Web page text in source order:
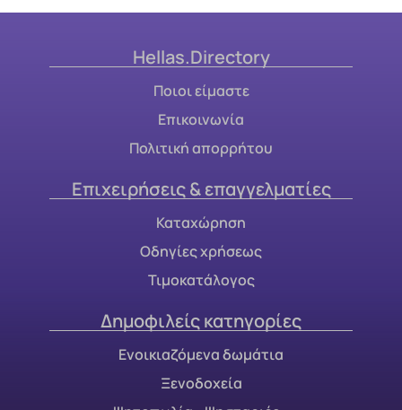
Hellas.Directory
Ποιοι είμαστε
Επικοινωνία
Πολιτική απορρήτου
Επιχειρήσεις & επαγγελματίες
Καταχώρηση
Οδηγίες χρήσεως
Τιμοκατάλογος
Δημοφιλείς κατηγορίες
Ενοικιαζόμενα δωμάτια
Ξενοδοχεία